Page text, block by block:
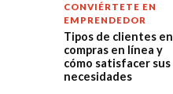
CONVIÉRTETE EN
EMPRENDEDOR
Tipos de clientes en
compras en línea y
cómo satisfacer sus
necesidades